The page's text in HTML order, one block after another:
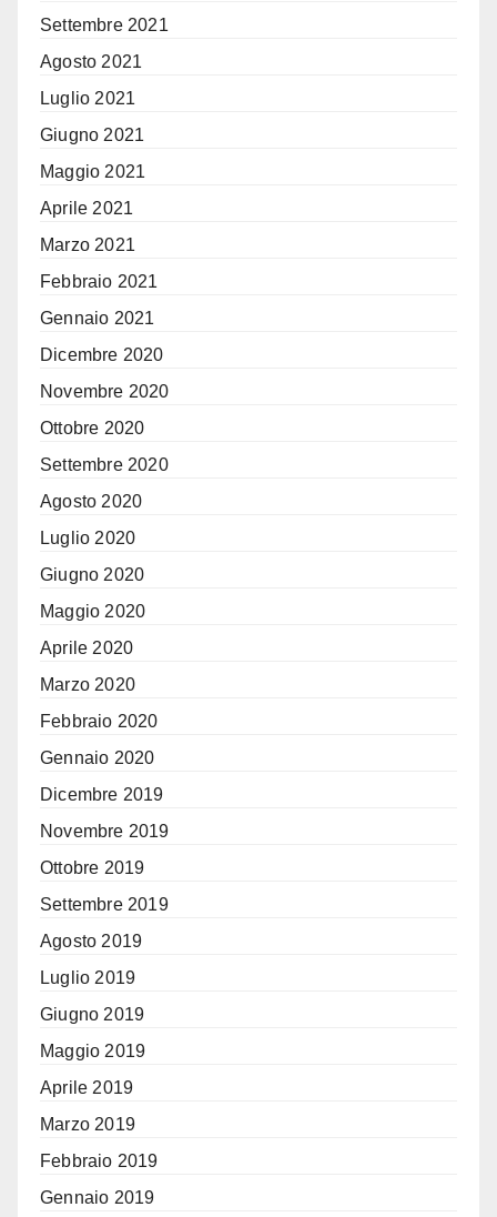
Settembre 2021
Agosto 2021
Luglio 2021
Giugno 2021
Maggio 2021
Aprile 2021
Marzo 2021
Febbraio 2021
Gennaio 2021
Dicembre 2020
Novembre 2020
Ottobre 2020
Settembre 2020
Agosto 2020
Luglio 2020
Giugno 2020
Maggio 2020
Aprile 2020
Marzo 2020
Febbraio 2020
Gennaio 2020
Dicembre 2019
Novembre 2019
Ottobre 2019
Settembre 2019
Agosto 2019
Luglio 2019
Giugno 2019
Maggio 2019
Aprile 2019
Marzo 2019
Febbraio 2019
Gennaio 2019